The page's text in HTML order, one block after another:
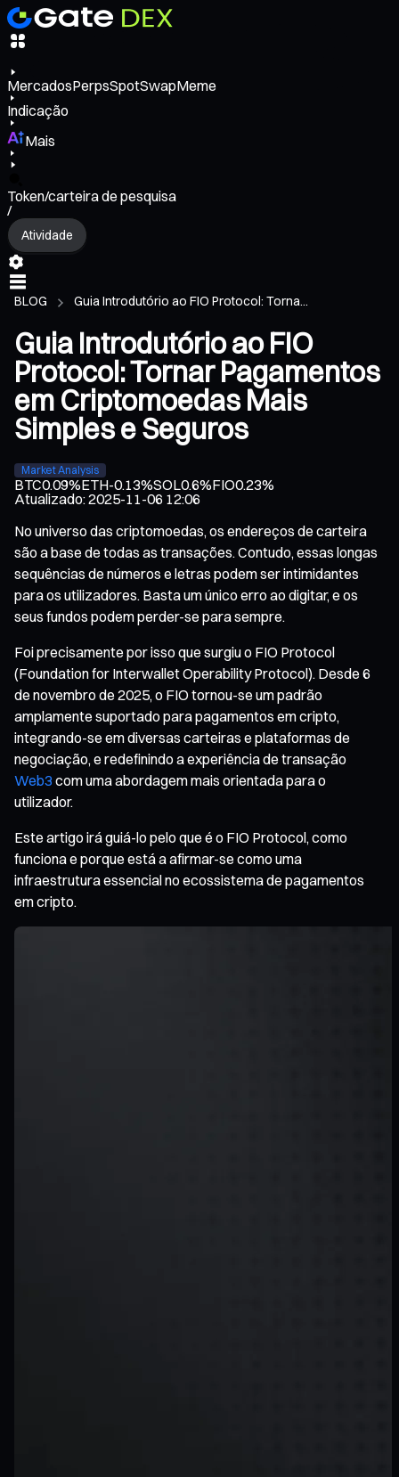
MercadosPerpsSpotSwapMeme
Indicação
Mais
Token/carteira de pesquisa
/
Atividade
BLOG Guia Introdutório ao FIO Protocol: Torna...
Guia Introdutório ao FIO
Protocol: Tornar Pagamentos
em Criptomoedas Mais
Simples e Seguros
Market Analysis
BTC0.09%ETH-0.13%SOL0.6%FIO0.23%
Atualizado:2025-11-06 12:06
No universo das criptomoedas, os endereços de carteira
são a base de todas as transações. Contudo, essas longas
sequências de números e letras podem ser intimidantes
para os utilizadores. Basta um único erro ao digitar, e os
seus fundos podem perder-se para sempre.
Foi precisamente por isso que surgiu o FIO Protocol
(Foundation for Interwallet Operability Protocol). Desde 6
de novembro de 2025, o FIO tornou-se um padrão
amplamente suportado para pagamentos em cripto,
integrando-se em diversas carteiras e plataformas de
negociação, e redefinindo a experiência de transação
Web3 com uma abordagem mais orientada para o
utilizador.
Este artigo irá guiá-lo pelo que é o FIO Protocol, como
funciona e porque está a afirmar-se como uma
infraestrutura essencial no ecossistema de pagamentos
em cripto.